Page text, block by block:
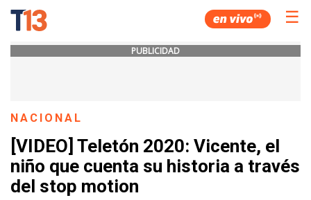
☰
PUBLICIDAD
NACIONAL
[VIDEO] Teletón 2020: Vicente, el
niño que cuenta su historia a través
del stop motion